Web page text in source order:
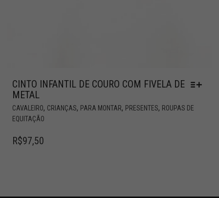
CINTO INFANTIL DE COURO COM FIVELA DE
METAL
CAVALEIRO, CRIANÇAS, PARA MONTAR, PRESENTES, ROUPAS DE
EQUITAÇÃO
R$97,50